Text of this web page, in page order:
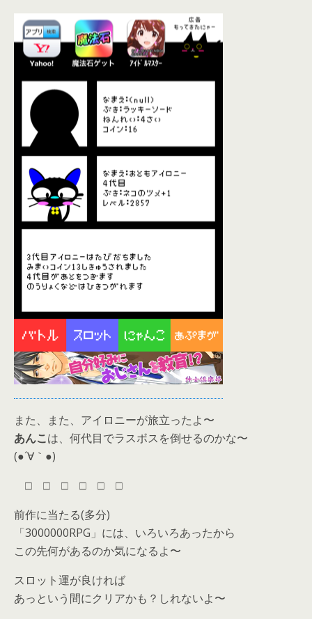
また、また、アイロニーが旅立ったよ〜
あんこは、何代目でラスボスを倒せるのかな〜
(●´∀｀●)
□ □ □ □ □ □
前作に当たる(多分)
「3000000RPG」には、いろいろあったから
この先何があるのか気になるよ〜
スロット運が良ければ
あっという間にクリアかも？しれないよ〜